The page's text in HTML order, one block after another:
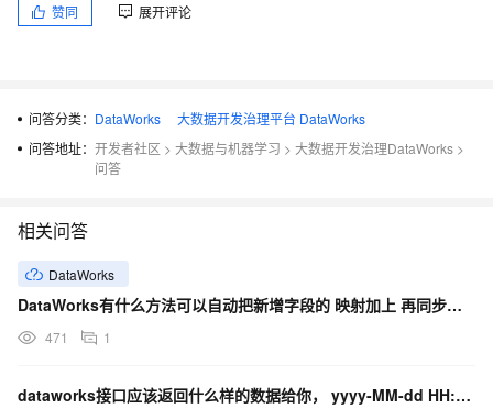
赞同 展开评论
问答分类： DataWorks
大数据开发治理平台 DataWorks
问答地址： 开发者社区 > 大数据与机器学习 > 大数据开发治理DataWorks >
问答
相关问答
DataWorks
DataWorks有什么方法可以自动把新增字段的 映射加上 再同步任务？
471 1
dataworks接口应该返回什么样的数据给你， yyyy-MM-dd HH:mm:ss 格式？